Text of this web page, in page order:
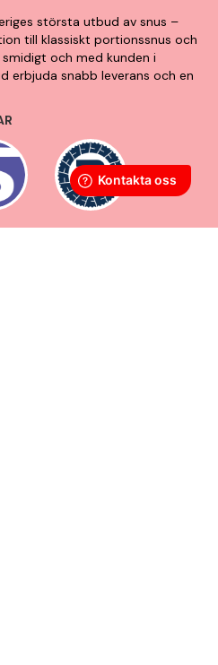
största utbud av snus –
till klassiskt portionssnus och
och med kunden i
erbjuda snabb leverans och en